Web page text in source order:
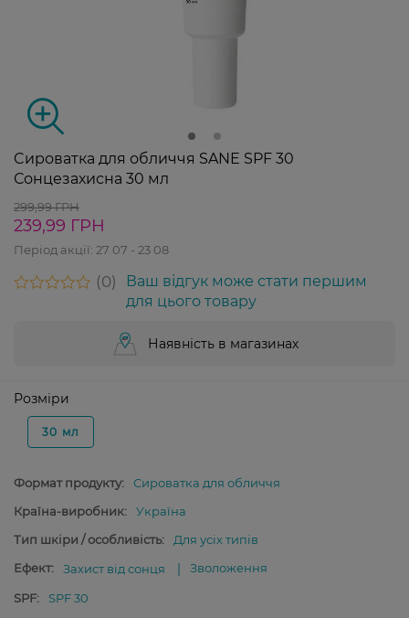
Cироватка для обличчя SANE SPF 30
Сонцезахисна 30 мл
299,99 ГРН
239,99 ГРН
Період акції: 27 07 - 23 08
0
Ваш відгук може стати першим
для цього товару
Наявність в магазинах
Розміри
30 мл
Формат продукту:
Сироватка для обличчя
Країна-виробник:
Україна
Тип шкіри / особливість:
Для усіх типів
Ефект:
Захист від сонця Зволоження
SPF: SPF 30